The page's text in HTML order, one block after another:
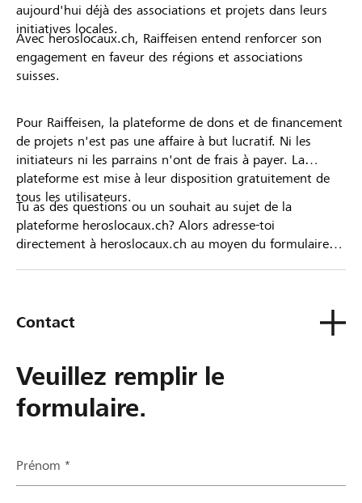
aujourd'hui déjà des associations et projets dans leurs
initiatives locales.
Avec heroslocaux.ch, Raiffeisen entend renforcer son
engagement en faveur des régions et associations
suisses.
Pour Raiffeisen, la plateforme de dons et de financement
de projets n'est pas une affaire à but lucratif. Ni les
initiateurs ni les parrains n'ont de frais à payer. La
plateforme est mise à leur disposition gratuitement de
tous les utilisateurs.
Tu as des questions ou un souhait au sujet de la
plateforme heroslocaux.ch? Alors adresse-toi
directement à heroslocaux.ch au moyen du formulaire
Contact
Veuillez remplir le
formulaire.
Prénom *